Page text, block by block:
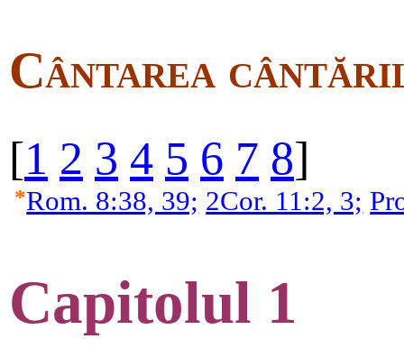
Cântarea
[1 2 3 4 5 6 7 8]
*Rom. 8:38, 39; 2Cor. 11:2, 3;
Capitolul 1